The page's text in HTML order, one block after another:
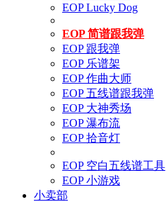
EOP Lucky Dog
EOP 简谱跟我弹
EOP 跟我弹
EOP 乐谱架
EOP 作曲大师
EOP 五线谱跟我弹
EOP 大神秀场
EOP 瀑布流
EOP 拾音灯
EOP 空白五线谱工具
EOP 小游戏
小卖部